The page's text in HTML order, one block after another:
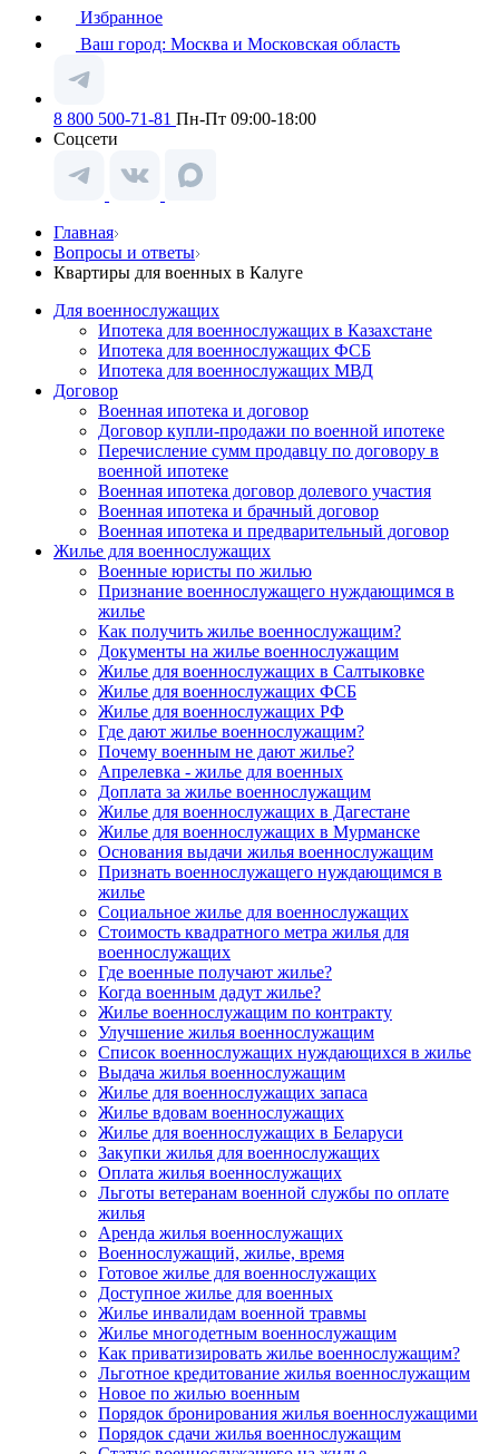
Избранное
Ваш город: Москва и Московская область
8 800 500-71-81 Пн-Пт 09:00-18:00
Соцсети
Главная
Вопросы и ответы
Квартиры для военных в Калуге
Для военнослужащих
Ипотека для военнослужащих в Казахстане
Ипотека для военнослужащих ФСБ
Ипотека для военнослужащих МВД
Договор
Военная ипотека и договор
Договор купли-продажи по военной ипотеке
Перечисление сумм продавцу по договору в
военной ипотеке
Военная ипотека договор долевого участия
Военная ипотека и брачный договор
Военная ипотека и предварительный договор
Жилье для военнослужащих
Военные юристы по жилью
Признание военнослужащего нуждающимся в
жилье
Как получить жилье военнослужащим?
Документы на жилье военнослужащим
Жилье для военнослужащих в Салтыковке
Жилье для военнослужащих ФСБ
Жилье для военнослужащих РФ
Где дают жилье военнослужащим?
Почему военным не дают жилье?
Апрелевка - жилье для военных
Доплата за жилье военнослужащим
Жилье для военнослужащих в Дагестане
Жилье для военнослужащих в Мурманске
Основания выдачи жилья военнослужащим
Признать военнослужащего нуждающимся в
жилье
Социальное жилье для военнослужащих
Стоимость квадратного метра жилья для
военнослужащих
Где военные получают жилье?
Когда военным дадут жилье?
Жилье военнослужащим по контракту
Улучшение жилья военнослужащим
Список военнослужащих нуждающихся в жилье
Выдача жилья военнослужащим
Жилье для военнослужащих запаса
Жилье вдовам военнослужащих
Жилье для военнослужащих в Беларуси
Закупки жилья для военнослужащих
Оплата жилья военнослужащих
Льготы ветеранам военной службы по оплате
жилья
Аренда жилья военнослужащих
Военнослужащий, жилье, время
Готовое жилье для военнослужащих
Доступное жилье для военных
Жилье инвалидам военной травмы
Жилье многодетным военнослужащим
Как приватизировать жилье военнослужащим?
Льготное кредитование жилья военнослужащим
Новое по жилью военным
Порядок бронирования жилья военнослужащими
Порядок сдачи жилья военнослужащим